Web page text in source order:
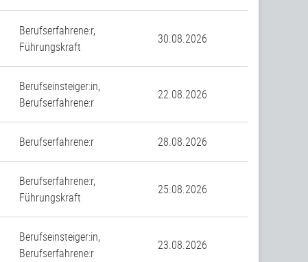
Berufserfahrene:r,
Führungskraft
30.08.2026
Berufseinsteiger:in,
Berufserfahrene:r
22.08.2026
Berufserfahrene:r 28.08.2026
Berufserfahrene:r,
Führungskraft
25.08.2026
Berufseinsteiger:in,
Berufserfahrene:r
23.08.2026